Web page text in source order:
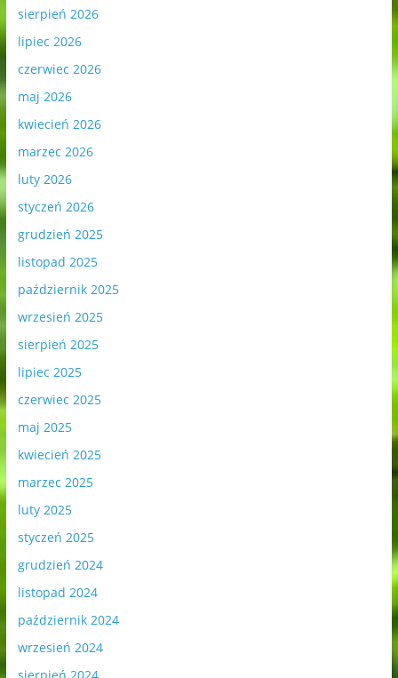
sierpień 2026
lipiec 2026
czerwiec 2026
maj 2026
kwiecień 2026
marzec 2026
luty 2026
styczeń 2026
grudzień 2025
listopad 2025
październik 2025
wrzesień 2025
sierpień 2025
lipiec 2025
czerwiec 2025
maj 2025
kwiecień 2025
marzec 2025
luty 2025
styczeń 2025
grudzień 2024
listopad 2024
październik 2024
wrzesień 2024